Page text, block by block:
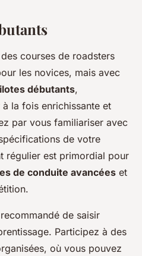
courses de roadsters
les novices, mais avec
débutants,
à la fois enrichissante et
par vous familiariser avec
de votre
régulier est primordial pour
de conduite avancées et
de saisir
Participez à des
où vous pouvez